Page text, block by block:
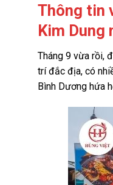
Thông tin
Kim Dung
Tháng 9 vừa rồi,
trí đắc địa, có
Bình Dương hứa